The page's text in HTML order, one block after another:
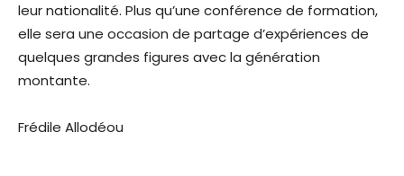
leur nationalité. Plus qu’une conférence de formation,
elle sera une occasion de partage d’expériences de
quelques grandes figures avec la génération
montante.
Frédile Allodéou